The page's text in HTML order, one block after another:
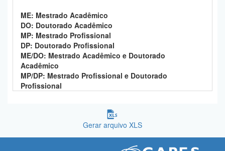
ME: Mestrado Acadêmico
DO: Doutorado Acadêmico
MP: Mestrado Profissional
DP: Doutorado Profissional
ME/DO: Mestrado Acadêmico e Doutorado
Acadêmico
MP/DP: Mestrado Profissional e Doutorado
Profissional
Gerar arquivo XLS